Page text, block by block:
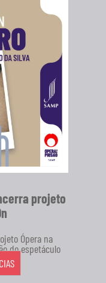
projeto
Ópera na
do espetáculo